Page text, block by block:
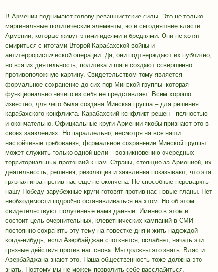
В Армении поднимают голову реваншистские силы. Это не только
маргинальные политические элементы, но и сегодняшние власти
Армении, которые живут этими идеями и бреднями. Они не хотят
смириться с итогами Второй Карабахской войны и
антитеррористической операции. Да, они подтверждают их публично,
но вся их деятельность, политика и шаги создают совершенно
противоположную картину. Свидетельством тому является
формальное сохранение до сих пор Минской группы, которая
функционально ничего из себя не представляет. Всем хорошо
известно, для чего была создана Минская группа – для решения
карабахского конфликта. Карабахский конфликт решен - полностью
и окончательно. Официальные круги Армении якобы признают это в
своих заявлениях. Но параллельно, несмотря на все наши
настойчивые требования, формальное сохранение Минской группы
может служить только одной цели – возникновению очередных
территориальных претензий к нам. Страны, стоящие за Арменией, их
деятельность, решения, резолюции и заявления показывают, что эта
грязная игра против нас еще не окончена. Не способные переварить
нашу Победу зарубежные круги готовят против нас новые планы. Нет
необходимости подробно останавливаться на этом. Но об этом
свидетельствуют полученные нами данные. Именно в этом и
состоит цель очернительных, клеветнических кампаний в СМИ —
постоянно сохранять эту тему на повестке дня и жить надеждой
когда-нибудь, если Азербайджан споткнется, ослабнет, начать эти
грязные действия против нас снова. Мы должны это знать. Власти
Азербайджана знают это. Наша общественность тоже должна это
знать. Поэтому мы не можем позволить себе расслабиться.